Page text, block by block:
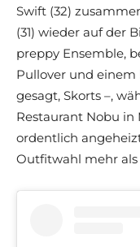
Swift (32)
(31) wieder auf der
preppy Ensemble,
Pullover und einem
gesagt, Skorts –,
Restaurant Nobu
ordentlich
Outfitwahl mehr